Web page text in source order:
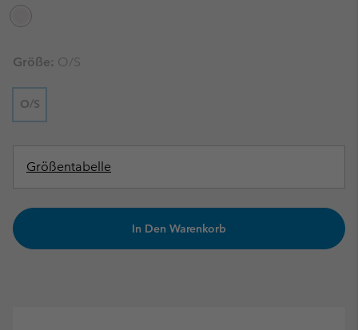
Größe: O/S
O/S
Größentabelle
In Den Warenkorb